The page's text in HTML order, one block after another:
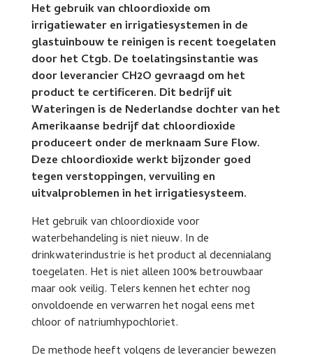
Het gebruik van chloordioxide om
irrigatiewater en irrigatiesystemen in de
glastuinbouw te reinigen is recent toegelaten
door het Ctgb. De toelatingsinstantie was
door leverancier CH2O gevraagd om het
product te certificeren. Dit bedrijf uit
Wateringen is de Nederlandse dochter van het
Amerikaanse bedrijf dat chloordioxide
produceert onder de merknaam Sure Flow.
Deze chloordioxide werkt bijzonder goed
tegen verstoppingen, vervuiling en
uitvalproblemen in het irrigatiesysteem.
Het gebruik van chloordioxide voor
waterbehandeling is niet nieuw. In de
drinkwaterindustrie is het product al decennialang
toegelaten. Het is niet alleen 100% betrouwbaar
maar ook veilig. Telers kennen het echter nog
onvoldoende en verwarren het nogal eens met
chloor of natriumhypochloriet.